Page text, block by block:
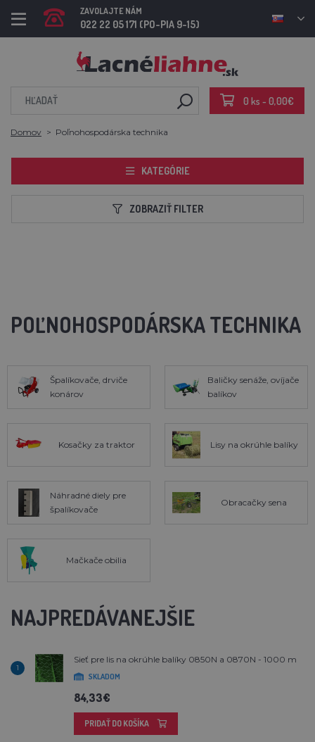
ZAVOLAJTE NÁM
022 22 05 171 (PO-PIA 9-15)
0 ks - 0,00€
Domov Poľnohospodárska technika
KATEGÓRIE
ZOBRAZIŤ FILTER
POĽNOHOSPODÁRSKA TECHNIKA
Špalíkovače, drviče
konárov
Baličky senáže, ovíjače
balíkov
Kosačky za traktor Lisy na okrúhle balíky
Náhradné diely pre
špalíkovače
Obracačky sena
Mačkače obilia
NAJPREDÁVANEJŠIE
1
Sieť pre lis na okrúhle balíky 0850N a 0870N - 1000 m
SKLADOM
84,33€
PRIDAŤ DO KOŠÍKA